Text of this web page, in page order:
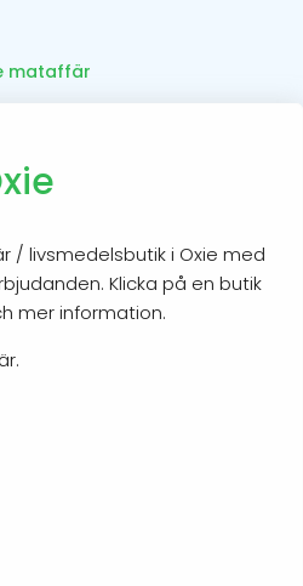
mataffär
/ livsmedelsbutik i Oxie med
Klicka på en butik
mer information.